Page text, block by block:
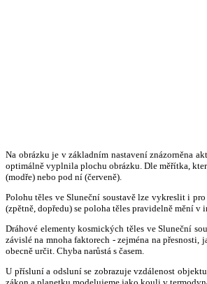
Na obrázku je v základním nastavení znázorněna
optimálně vyplnila plochu obrázku. Dle měřítka,
(modře) nebo pod ní (červeně).
Polohu těles ve Sluneční soustavě lze vykreslit i
(zpětně, dopředu) se poloha těles pravidelně mění
Dráhové elementy kosmických těles ve Sluneční
závislé na mnoha faktorech - zejména na
obecně určit. Chyba narůstá s časem.
U přísluní a odsluní se zobrazuje vzdálenost